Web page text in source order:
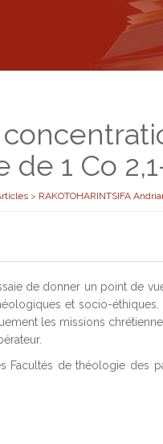
1 Co
> RAKOTOHARINTSIFA
de donner un point de
et socio-
les missions
Facultés de théologie des